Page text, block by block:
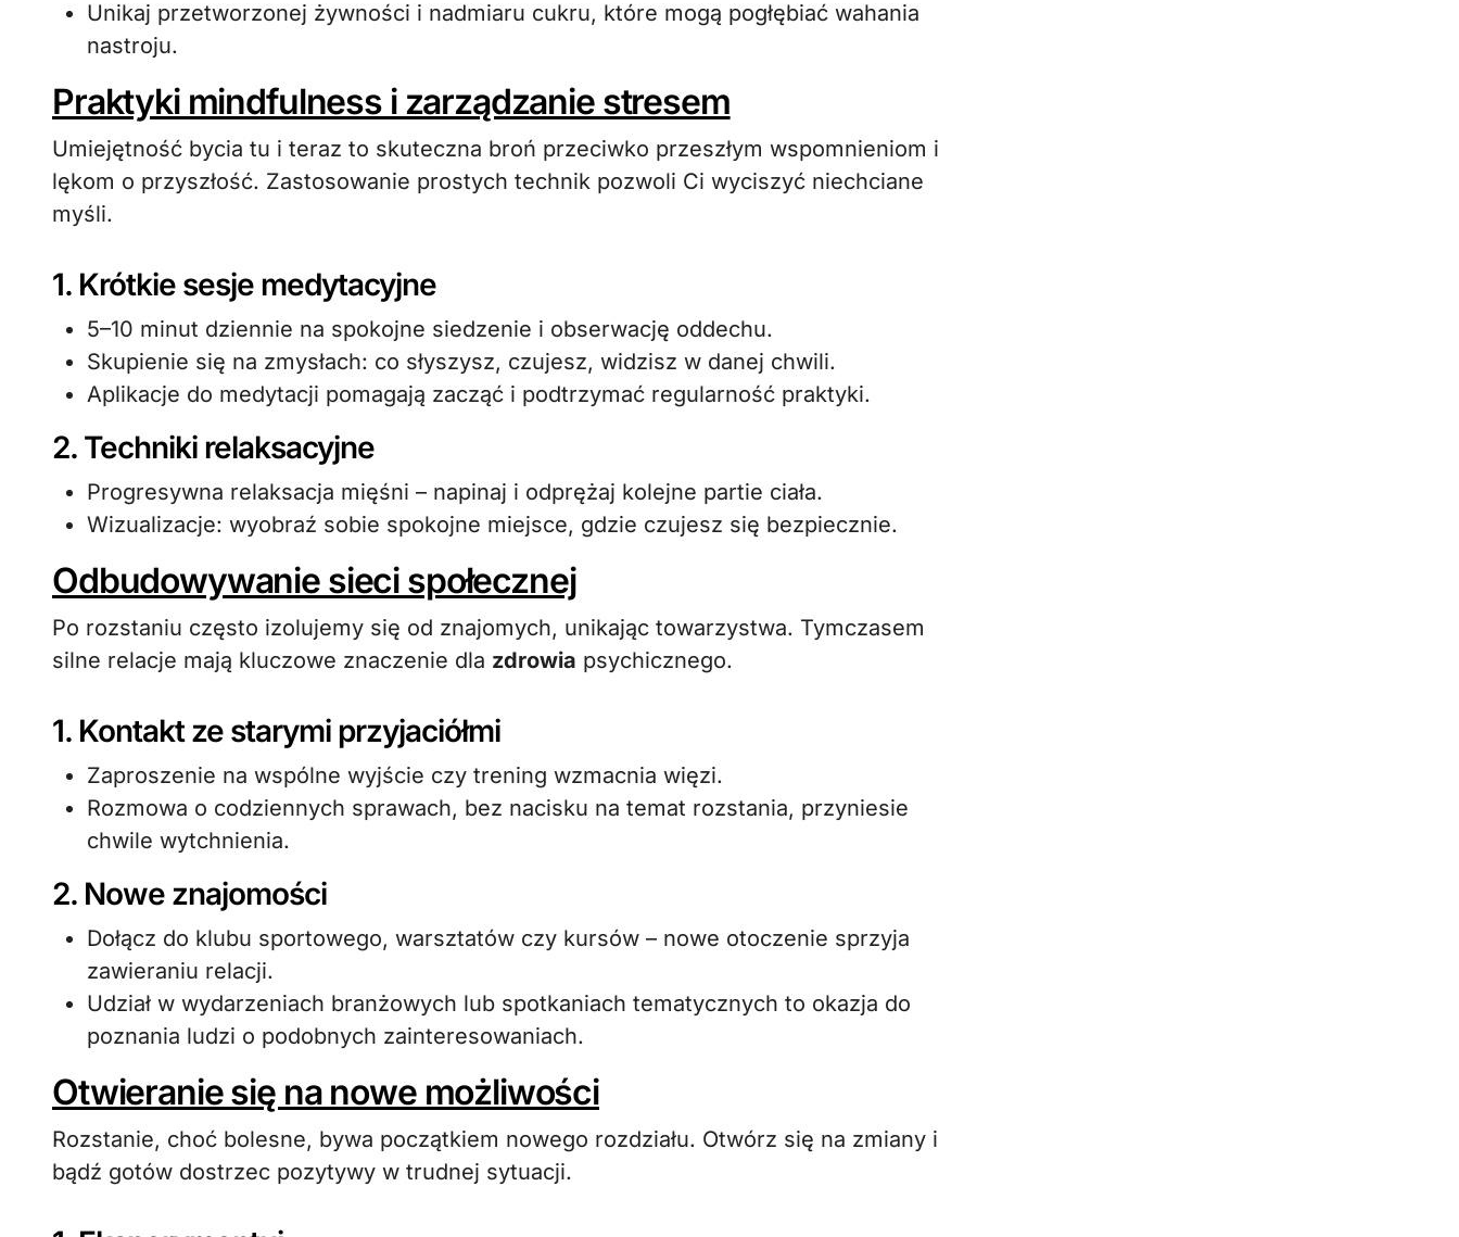
Unikaj przetworzonej żywności i nadmiaru cukru, które mogą pogłębiać wahania
nastroju.
Praktyki mindfulness i zarządzanie stresem
Umiejętność bycia tu i teraz to skuteczna broń przeciwko przeszłym wspomnieniom i
lękom o przyszłość. Zastosowanie prostych technik pozwoli Ci wyciszyć niechciane
myśli.
1. Krótkie sesje medytacyjne
5–10 minut dziennie na spokojne siedzenie i obserwację oddechu.
Skupienie się na zmysłach: co słyszysz, czujesz, widzisz w danej chwili.
Aplikacje do medytacji pomagają zacząć i podtrzymać regularność praktyki.
2. Techniki relaksacyjne
Progresywna relaksacja mięśni – napinaj i odprężaj kolejne partie ciała.
Wizualizacje: wyobraź sobie spokojne miejsce, gdzie czujesz się bezpiecznie.
Odbudowywanie sieci społecznej
Po rozstaniu często izolujemy się od znajomych, unikając towarzystwa. Tymczasem
silne relacje mają kluczowe znaczenie dla zdrowia psychicznego.
1. Kontakt ze starymi przyjaciółmi
Zaproszenie na wspólne wyjście czy trening wzmacnia więzi.
Rozmowa o codziennych sprawach, bez nacisku na temat rozstania, przyniesie
chwile wytchnienia.
2. Nowe znajomości
Dołącz do klubu sportowego, warsztatów czy kursów – nowe otoczenie sprzyja
zawieraniu relacji.
Udział w wydarzeniach branżowych lub spotkaniach tematycznych to okazja do
poznania ludzi o podobnych zainteresowaniach.
Otwieranie się na nowe możliwości
Rozstanie, choć bolesne, bywa początkiem nowego rozdziału. Otwórz się na zmiany i
bądź gotów dostrzec pozytywy w trudnej sytuacji.